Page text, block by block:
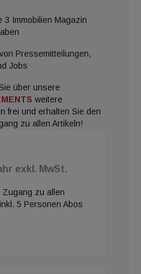
3 Immobilien Magazin
Pressemitteilungen,
Jobs
über unsere
weitere
frei und erhalten Sie den
zu allen Artikeln!
exkl. MwSt.
Zugang zu allen
5 Personen Abos